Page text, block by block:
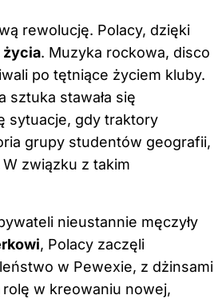
rewolucję. Polacy, dzięki
życia. Muzyka rockowa, disco
po tętniące życiem kluby.
sztuka stawała się
sytuacje, gdy traktory
grupy studentów geografii,
związku z takim
nieustannie męczyły
, Polacy zaczęli
w Pewexie, z dżinsami
rolę w kreowaniu nowej,